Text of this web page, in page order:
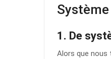
1. De
Alors que nous